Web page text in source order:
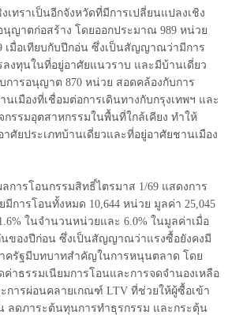
ทราเป็นอีกจังหวัดที่มีการเปลี่ยนแปลงเชิง
นุญาตก่อสร้าง โดยออกประมาณ 989 หน่วย
เมื่อเทียบกับปีกอ่น ซึ่งเป็นสัญญาณว่ามีการ
ลงทุนในที่อยู่อาศัยแนวราบ และมีบ้านเดี่ยว
การอนุญาต 870 หน่วย สอดคล้องกับการ
เมืองที่เชื่อมต่อการเดินทางกับกรุงเทพฯ และ
กรรมอุตสาหกรรมในพื้นที่ใกล้เคียง ทำให้
าศัยประเภทบ้านเดี่ยวและที่อยู่อาศัยชานเมือง
ารโอนกรรมสิทธิ์ไตรมาส 1/69 แสดงการ
การโอนทั้งหมด 10,644 หน่วย มูลค่า 25,045
ในจำนวนหน่วยและ 6.0% ในมูลค่าเมื่อ
นของปีก่อน ซึ่งเป็นสัญญาณว่าแรงซื้อยังคงมี
ครัฐมีบทบาทสำคัญในการหนุนตลาด โดย
ค่าธรรมเนียมการโอนและการจดจำนองเหลือ
ะการผ่อนคลายเกณฑ์ LTV ที่ช่วยให้ผู้ซื้อเข้า
ลดภาระต้นทุนการทำธุรกรรม และกระตุ้น